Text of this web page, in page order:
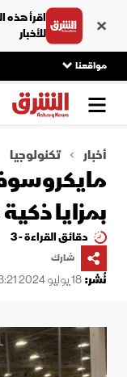
اقرأ هذه
للأخبار
مواقعنا
أخبار تكنولوجيا
بمزايا
دقائق القراءة - 3
شارك
نُشر:18 يوليو 2024 03:21